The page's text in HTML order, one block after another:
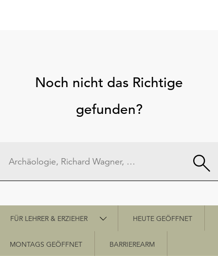
Noch nicht das Richtige
gefunden?
Schnellzugriff
FÜR LEHRER & ERZIEHER HEUTE GEÖFFNET
MONTAGS GEÖFFNET BARRIEREARM